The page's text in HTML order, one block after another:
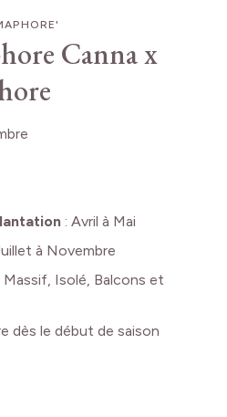
Canna x
: Avril à Mai
à Novembre
Massif, Isolé, Balcons et
dès le début de saison